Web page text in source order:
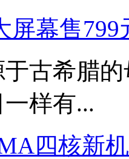
屏幕售
古希腊
样有...
四核新